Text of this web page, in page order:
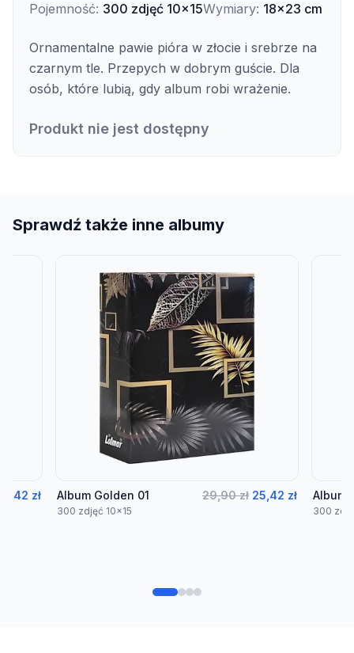
Pojemność: 300 zdjęć 10x15Wymiary: 18x23 cm
Ornamentalne pawie pióra w złocie i srebrze na
czarnym tle. Przepych w dobrym guście. Dla
osób, które lubią, gdy album robi wrażenie.
Produkt nie jest dostępny
Sprawdź także inne albumy
Album Golden 01 29,90 zł 25,42 zł
300 zdjęć 10x15
Album
300
zł